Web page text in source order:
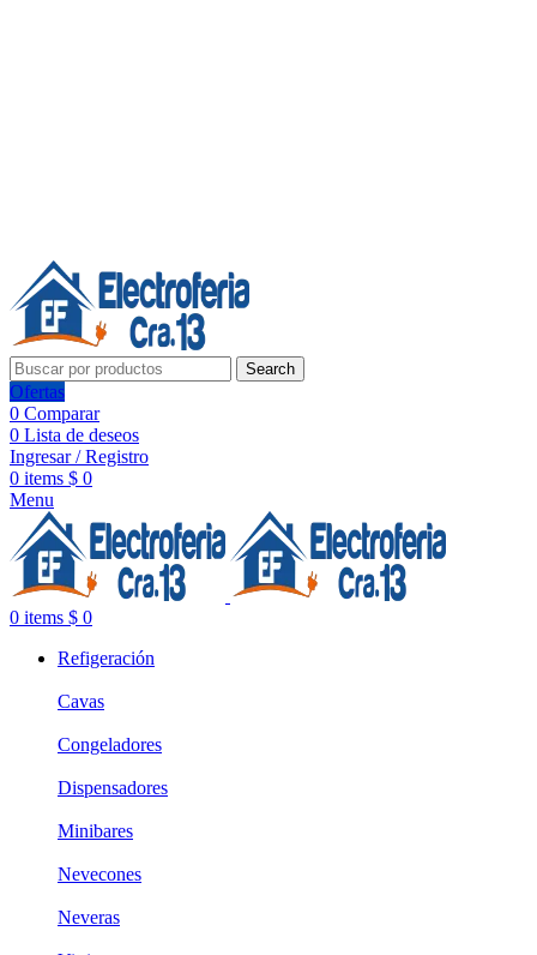
Search
Ofertas
0 Comparar
0 Lista de deseos
Ingresar / Registro
0 items $ 0
Menu
0 items $ 0
Refigeración
Cavas
Congeladores
Dispensadores
Minibares
Nevecones
Neveras